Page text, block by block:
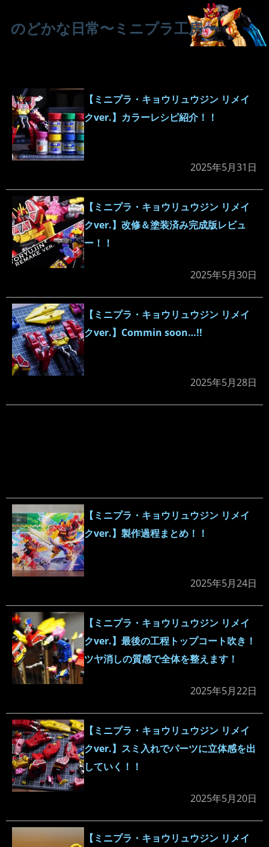
のどかな日常〜ミニプラ工房〜
【ミニプラ・キョウリュウジン リメイ
クver.】カラーレシピ紹介！！
2025年5月31日
【ミニプラ・キョウリュウジン リメイ
クver.】改修＆塗装済み完成版レビュ
ー！！
2025年5月30日
【ミニプラ・キョウリュウジン リメイ
クver.】Commin soon…!!
2025年5月28日
【ミニプラ・キョウリュウジン リメイ
クver.】製作過程まとめ！！
2025年5月24日
【ミニプラ・キョウリュウジン リメイ
クver.】最後の工程トップコート吹き！
ツヤ消しの質感で全体を整えます！
2025年5月22日
【ミニプラ・キョウリュウジン リメイ
クver.】スミ入れでパーツに立体感を出
していく！！
2025年5月20日
【ミニプラ・キョウリュウジン リメイ